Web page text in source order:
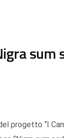
sum
progetto “I